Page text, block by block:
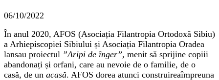
06/10/2022
În anul 2020, AFOS (Asociația Filantropia Ortodoxă Sibiu)
a Arhiepiscopiei Sibiului și Asociația Filantropia Oradea
lansau proiectul ”Aripi de înger”, menit să sprijine copiii
abandonați și orfani, care au nevoie de o familie, de o
casă, de un acasă. AFOS dorea atunci construireaîmpreuna